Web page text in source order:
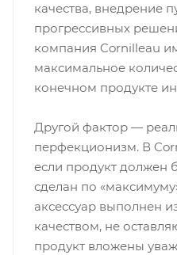
качества, внедрение
прогрессивных
компания Cornilleau
максимальное
конечном продукте
Другой фактор —
перфекционизм. В
если продукт должен
сделан по
аксессуар выполнен
качеством, не
продукт вложены